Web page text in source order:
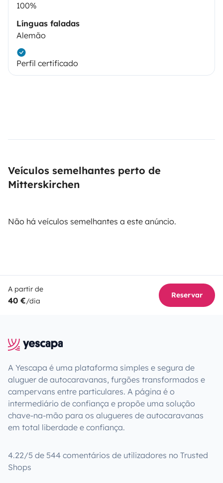
100%
Línguas faladas
Alemão
Perfil certificado
Veículos semelhantes perto de
Mitterskirchen
Não há veículos semelhantes a este anúncio.
A partir de
40 €/dia
Reservar
A Yescapa é uma plataforma simples e segura de
aluguer de autocaravanas, furgões transformados e
campervans entre particulares. A página é o
intermediário de confiança e propõe uma solução
chave-na-mão para os alugueres de autocaravanas
em total liberdade e confiança.
4.22/5 de 544 comentários de utilizadores no Trusted
Shops